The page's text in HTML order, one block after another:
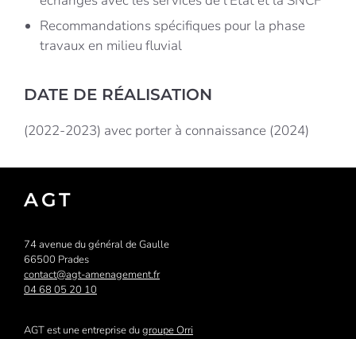
Recommandations spécifiques pour la phase
travaux en milieu fluvial
DATE DE RÉALISATION
(2022-2023) avec porter à connaissance (2024)
AGT
74 avenue du général de Gaulle
66500 Prades
contact@agt-amenagement.fr
04 68 05 20 10
AGT est une entreprise dugroupe Orri